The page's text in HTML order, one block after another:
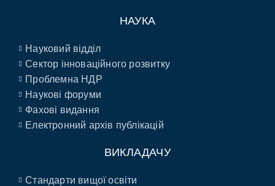
НАУКА
Науковий відділ
Сектор інноваційного розвитку
Проблемна НДР
Наукові форуми
Фахові видання
Електронний архів публікацій
ВИКЛАДАЧУ
Стандарти вищої освіти